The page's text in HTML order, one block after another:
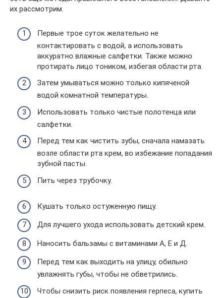
их рассмотрим.
Первые трое суток желательно не
контактировать с водой, а использовать
аккуратно влажные салфетки. Также можно
протирать лицо тоником, избегая области рта.
Затем умываться можно только кипяченой
водой комнатной температуры.
Использовать только чистые полотенца или
салфетки.
Перед тем как чистить зубы, сначала намазать
возле области рта крем, во избежание попадания
зубной пасты.
Пить через трубочку.
Кушать только остуженную пищу.
Для лучшего ухода использовать детский крем.
Наносить бальзамы с витаминами А, Е и Д.
Перед тем как выходить на улицу, обильно
увлажнять губы, чтобы не обветрились.
Чтобы снизить риск появления герпеса, купить